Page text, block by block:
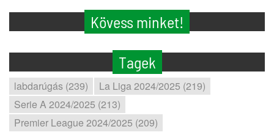
Kövess minket!
Tagek
labdarúgás (239)
La Liga 2024/2025 (219)
Serie A 2024/2025 (213)
Premier League 2024/2025 (209)